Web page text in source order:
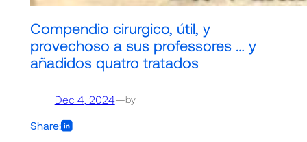
Compendio cirurgico, útil, y
provechoso a sus professores … y
añadidos quatro tratados
Dec 4, 2024—by
Share: